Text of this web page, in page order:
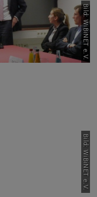
Bild: WiBiNET e.V.
Bild: WiBiNET e.V.